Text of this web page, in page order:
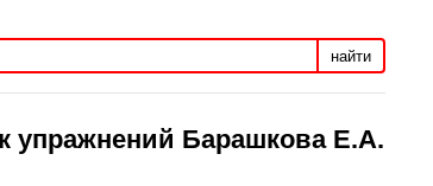
найти
упражнений Барашкова Е.А.